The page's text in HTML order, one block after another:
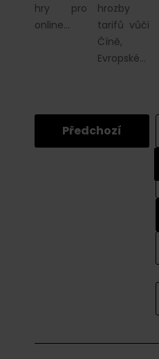
hry pro
online…
hrozby
tarifů vůči
Číně,
Evropské…
Předchozí